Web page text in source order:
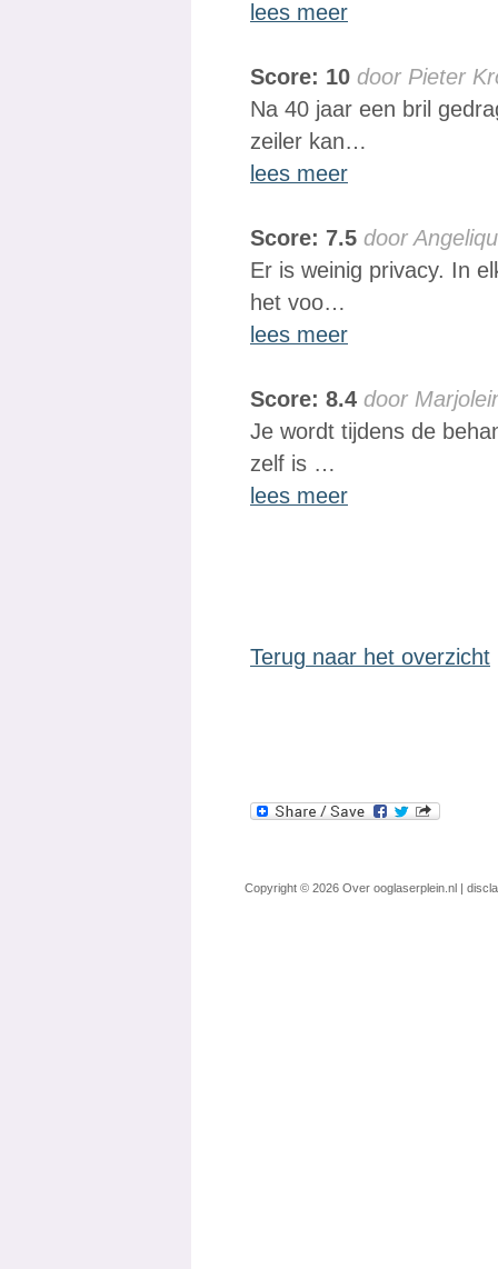
lees meer
Score: 10 door Pieter
Na 40 jaar een bril
zeiler kan…
lees meer
Score: 7.5 door
Er is weinig privacy. In
het voo…
lees meer
Score: 8.4 door
Je wordt tijdens de
zelf is …
lees meer
Terug naar het overzicht
Copyright © 2026 Over ooglaserplein.nl |